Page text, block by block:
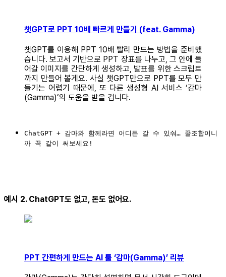
챗GPT로 PPT 10배 빠르게 만들기 (feat. Gamma)
챗GPT를 이용해 PPT 10배 빨리 만드는 방법을 준비했
습니다. 보고서 기반으로 PPT 장표를 나누고, 그 안에 들
어갈 이미지를 간단하게 생성하고, 발표를 위한 스크립트
까지 만들어 볼게요. 사실 챗GPT만으로 PPT를 모두 만
들기는 어렵기 때문에, 또 다른 생성형 AI 서비스 ‘감마
(Gamma)’의 도움을 받을 겁니다.
ChatGPT + 감마와 함께라면 어디든 갈 수 있숴… 꿀조합이니
까 꼭 같이 써보세요!
예시 2. ChatGPT도 없고, 돈도 없어요.
PPT 간편하게 만드는 AI 툴 ‘감마(Gamma)’ 리뷰